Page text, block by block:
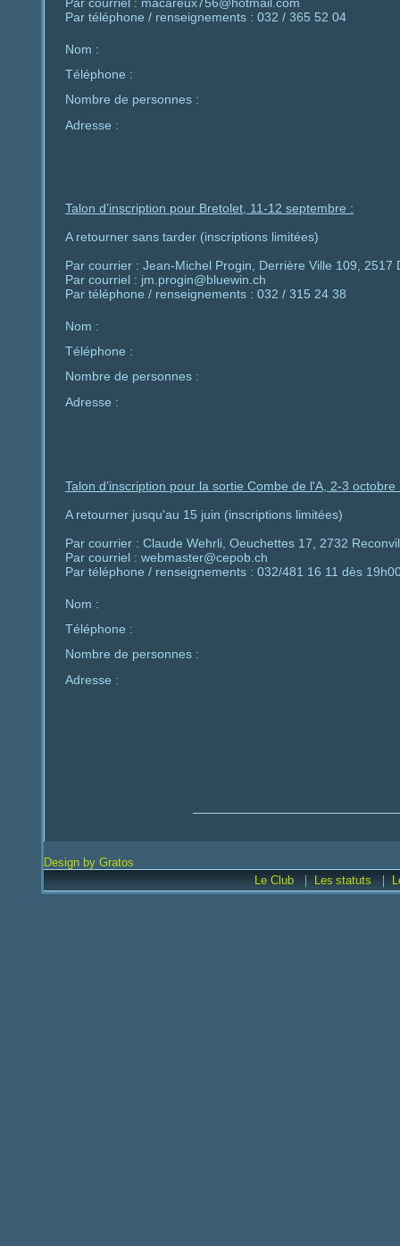
Par téléphone / renseignements : 032 / 365 52 04
Nom :
Téléphone :
Nombre de personnes :
Adresse :
Talon d’inscription pour Bretolet, 11-12 septembre :
A retourner sans tarder (inscriptions limitées)
Par courrier : Jean-Michel Progin, Derrière Ville 109, 2517
Par courriel : jm.progin@bluewin.ch
Par téléphone / renseignements : 032 / 315 24 38
Nom :
Téléphone :
Nombre de personnes :
Adresse :
Talon d’inscription pour la sortie Combe de l'A, 2-3 octobre
A retourner jusqu'au 15 juin (inscriptions limitées)
Par courrier : Claude Wehrli, Oeuchettes 17, 2732
Par courriel : webmaster@cepob.ch
Par téléphone / renseignements : 032/481 16 11 dès
Nom :
Téléphone :
Nombre de personnes :
Adresse :
Design by Gratos
Le Club
| Les statuts |